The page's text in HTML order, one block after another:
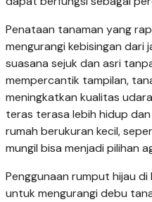
Penataan tanaman yang
mengurangi kebisingan dari
suasana sejuk dan asri
mempercantik tampilan,
meningkatkan kualitas
teras terasa lebih hidup
rumah berukuran kecil,
mungil bisa menjadi pilihan
Penggunaan rumput hijau
untuk mengurangi debu